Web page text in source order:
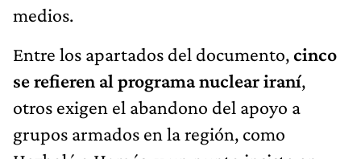
medios.
Entre los apartados del documento,cinco
se refieren al programa nuclear iraní,
otros exigen el abandono del apoyo a
grupos armados en la región, como